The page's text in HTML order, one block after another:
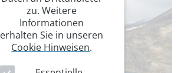
zu. Weitere
Informationen
erhalten Sie in unseren
Cookie Hinweisen.